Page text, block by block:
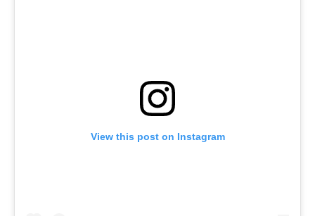
View this post on Instagram